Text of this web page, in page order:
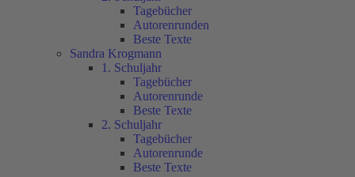
Tagebücher
Autorenrunden
Beste Texte
Sandra Krogmann
1. Schuljahr
Tagebücher
Autorenrunde
Beste Texte
2. Schuljahr
Tagebücher
Autorenrunde
Beste Texte